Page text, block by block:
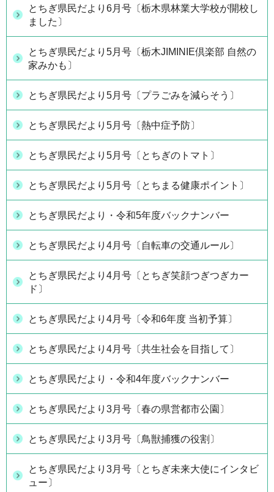
とちぎ県民だより6月号〔栃木県林業大学校が開校し
ました〕
とちぎ県民だより5月号〔栃木JIMINIE倶楽部 自然の
家みかも〕
とちぎ県民だより5月号〔プラごみを減らそう〕
とちぎ県民だより5月号〔熱中症予防〕
とちぎ県民だより5月号〔とちぎのトマト〕
とちぎ県民だより5月号〔とちまる健康ポイント〕
とちぎ県民だより・令和5年度バックナンバー
とちぎ県民だより4月号〔自転車の交通ルール〕
とちぎ県民だより4月号〔とちぎ笑顔つぎつぎカー
ド〕
とちぎ県民だより4月号〔令和6年度 当初予算〕
とちぎ県民だより4月号〔共生社会を目指して〕
とちぎ県民だより・令和4年度バックナンバー
とちぎ県民だより3月号〔春の県営都市公園〕
とちぎ県民だより3月号〔鳥獣捕獲の役割〕
とちぎ県民だより3月号〔とちぎ未来大使にインタビ
ュー〕